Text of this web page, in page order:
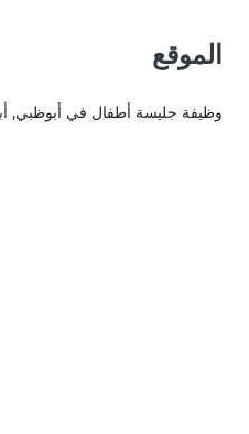
الموقع
وظيفة جليسة أطفال في أبوظبي,